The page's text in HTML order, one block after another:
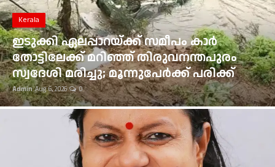
Loksabha Election 2024
Technology
Health
Jobs Mall
Kerala
ഇടുക്കി ഏലപ്പാറയ്ക്ക് സമീപം കാർ
തോട്ടിലേക്ക് മറിഞ്ഞ് തിരുവനന്തപുരം
സ്വദേശി മരിച്ചു; മൂന്നുപേർക്ക് പരിക്ക്
Admin Aug 6, 2026 0